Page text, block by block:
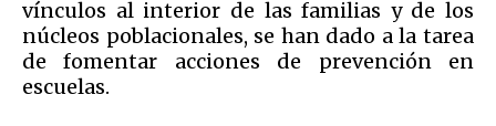
vínculos al interior de las familias y de los
núcleos poblacionales, se han dado a la tarea
de fomentar acciones de prevención en
escuelas.